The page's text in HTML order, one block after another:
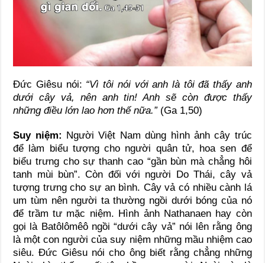
Đức Giêsu nói: “Vì tôi nói với anh là tôi đã thấy anh
dưới cây vả, nên anh tin! Anh sẽ còn được thấy
những điều lớn lao hơn thế nữa.”(Ga 1,50)
Suy niệm: Người Việt Nam dùng hình ảnh cây trúc
để làm biểu tượng cho người quân tử, hoa sen để
biểu trưng cho sự thanh cao “gần bùn mà chẳng hôi
tanh mùi bùn”. Còn đối với người Do Thái, cây vả
tượng trưng cho sự an bình. Cây vả có nhiều cành lá
um tùm nên người ta thường ngồi dưới bóng của nó
để trầm tư mặc niệm. Hình ảnh Nathanaen hay còn
gọi là Batôlômêô ngồi “dưới cây vả” nói lên rằng ông
là một con người của suy niệm những mầu nhiệm cao
siêu. Đức Giêsu nói cho ông biết rằng chẳng những